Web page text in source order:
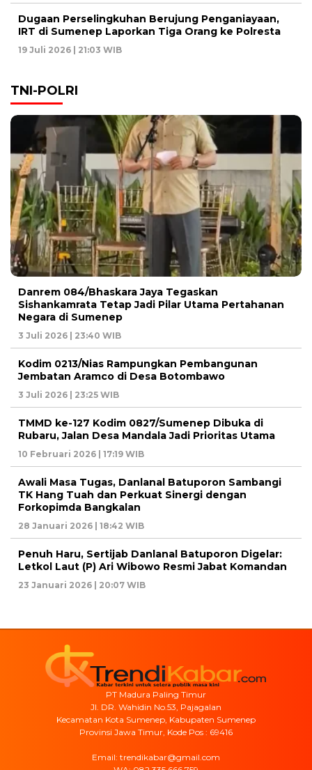
Dugaan Perselingkuhan Berujung Penganiayaan,
IRT di Sumenep Laporkan Tiga Orang ke Polresta
19 Juli 2026 | 21:03 WIB
TNI-POLRI
Danrem 084/Bhaskara Jaya Tegaskan
Sishankamrata Tetap Jadi Pilar Utama Pertahanan
Negara di Sumenep
3 Juli 2026 | 23:40 WIB
Kodim 0213/Nias Rampungkan Pembangunan
Jembatan Aramco di Desa Botombawo
3 Juli 2026 | 23:25 WIB
TMMD ke-127 Kodim 0827/Sumenep Dibuka di
Rubaru, Jalan Desa Mandala Jadi Prioritas Utama
10 Februari 2026 | 17:19 WIB
Awali Masa Tugas, Danlanal Batuporon Sambangi
TK Hang Tuah dan Perkuat Sinergi dengan
Forkopimda Bangkalan
28 Januari 2026 | 18:42 WIB
Penuh Haru, Sertijab Danlanal Batuporon Digelar:
Letkol Laut (P) Ari Wibowo Resmi Jabat Komandan
23 Januari 2026 | 20:07 WIB
PT Madura Paling Timur
Jl. DR. Wahidin No.53, Pajagalan
Kecamatan Kota Sumenep, Kabupaten Sumenep
Provinsi Jawa Timur, Kode Pos : 69416
Email: trendikabar@gmail.com